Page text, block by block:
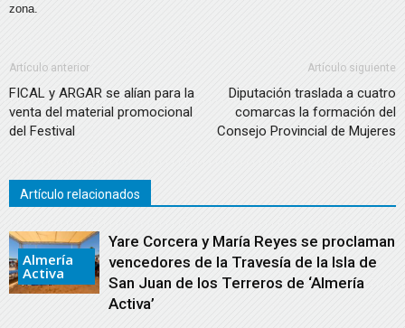
zona.
Artículo anterior
FICAL y ARGAR se alían para la
venta del material promocional
del Festival
Artículo siguiente
Diputación traslada a cuatro
comarcas la formación del
Consejo Provincial de Mujeres
Artículo relacionados
Almería
Activa
Yare Corcera y María Reyes se proclaman
vencedores de la Travesía de la Isla de
San Juan de los Terreros de ‘Almería
Activa’